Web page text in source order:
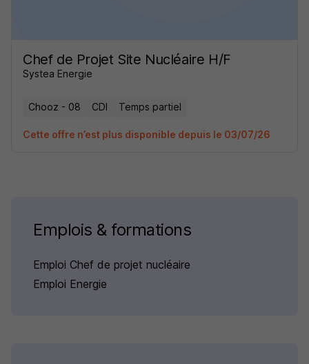
Chef de Projet Site Nucléaire H/F
Systea Energie
Chooz - 08 CDI Temps partiel
Cette offre n’est plus disponible depuis le 03/07/26
Emplois & formations
Emploi Chef de projet nucléaire
Emploi Energie